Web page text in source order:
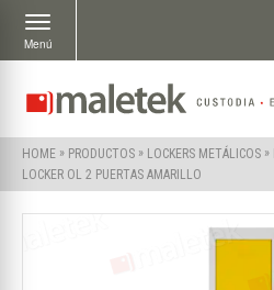
HOME » PRODUCTOS » LOCKERS METÁLICOS »
LOCKER OL 2 PUERTAS AMARILLO
Menú